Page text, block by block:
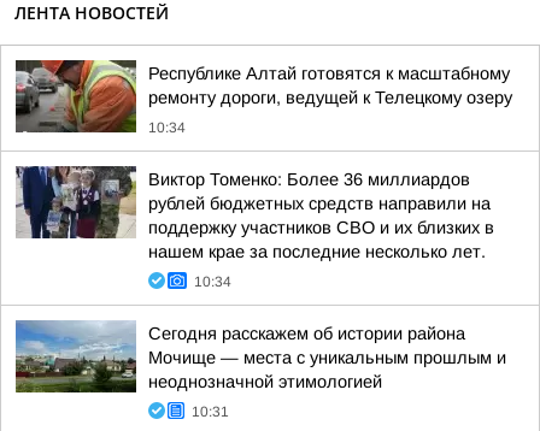
ЛЕНТА НОВОСТЕЙ
Республике Алтай готовятся к масштабному
ремонту дороги, ведущей к Телецкому озеру
10:34
Виктор Томенко: Более 36 миллиардов
рублей бюджетных средств направили на
поддержку участников СВО и их близких в
нашем крае за последние несколько лет.
10:34
Сегодня расскажем об истории района
Мочище — места с уникальным прошлым и
неоднозначной этимологией
10:31